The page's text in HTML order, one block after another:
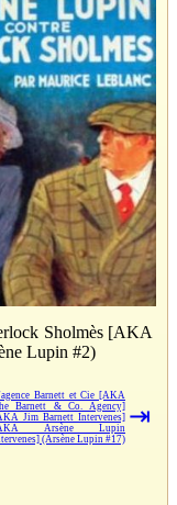
Sholmès [AKA
Lupin #2)
Barnett et Cie [AKA
Barnett & Co. Agency]
Jim Barnett Intervenes]
Arsène Lupin
(Arsène Lupin #17)
⇥